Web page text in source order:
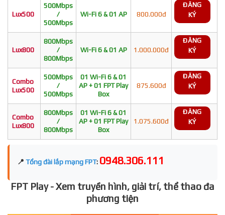
Lux500
500Mbps
/
500Mbps
Wi-Fi 6 & 01 AP 800.000đ
ĐĂNG
KÝ
Lux800
800Mbps
/
800Mbps
Wi-Fi 6 & 01 AP 1.000.000đ
ĐĂNG
KÝ
Combo
Lux500
500Mbps
/
500Mbps
01 Wi-Fi 6 & 01
AP + 01 FPT Play
Box
875.600đ
ĐĂNG
KÝ
Combo
Lux800
800Mbps
/
800Mbps
01 Wi-Fi 6 & 01
AP + 01 FPT Play
Box
1.075.600đ
ĐĂNG
KÝ
📍 Tổng đài lắp mạng FPT: 0948.306.111
FPT Play - Xem truyền hình, giải trí, thể thao đa
phương tiện